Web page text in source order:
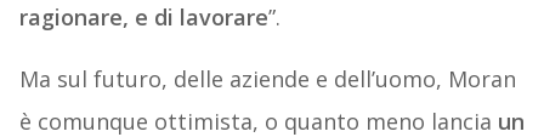
ragionare, e di lavorare”.
Ma sul futuro, delle aziende e dell’uomo, Moran
è comunque ottimista, o quanto meno lancia un